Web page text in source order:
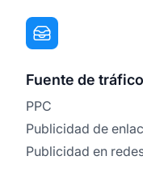
Fuente de
PPC
Publicidad de
Publicidad en